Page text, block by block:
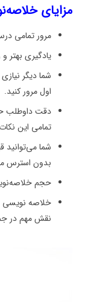
مزایای
مرور تمامی
یادگیری بهتر
شما دیگر
اول مرور کنید.
دقت داوطلب
تمامی این
شما می‌توانید
بدون استرس
حجم
خلاصه نویسی
نقش مهم در